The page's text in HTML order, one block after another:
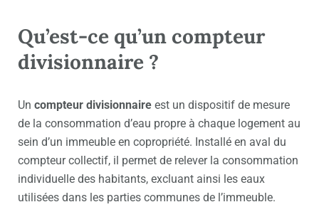
Qu’est-ce qu’un compteur
divisionnaire ?
Un compteur divisionnaire est un dispositif de mesure
de la consommation d’eau propre à chaque logement au
sein d’un immeuble en copropriété. Installé en aval du
compteur collectif, il permet de relever la consommation
individuelle des habitants, excluant ainsi les eaux
utilisées dans les parties communes de l’immeuble.